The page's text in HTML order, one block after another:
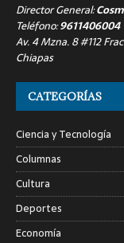
Director General:
Teléfono:9611406004
Av. 4 Mzna. 8 #112
Chiapas
CATEGORÍAS
Ciencia y Tecnología
Columnas
Cultura
Deportes
Economía